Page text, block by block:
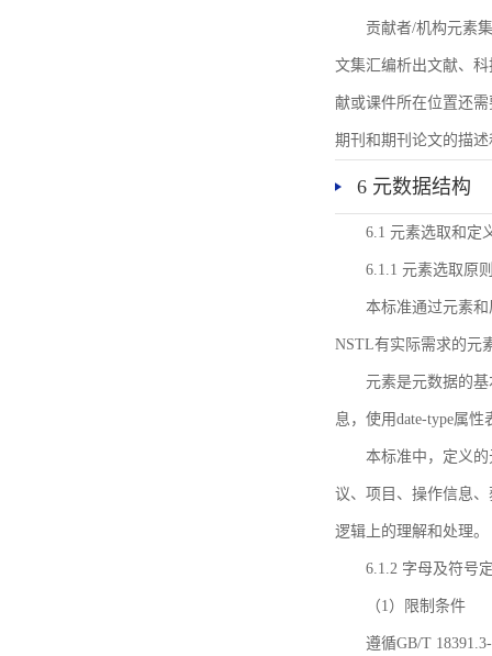
贡献者/机构元素
文集汇编析出文献、
献或课件所在位置还
期刊和期刊论文的描
6 元数据结构
6.1 元素选取和定
6.1.1 元素选取原
本标准通过元素
NSTL有实际需求的元
元素是元数据的
息，使用date-type属
本标准中，定义
议、项目、操作信息
逻辑上的理解和处理。
6.1.2 字母及符号
（1）限制条件
遵循GB/T